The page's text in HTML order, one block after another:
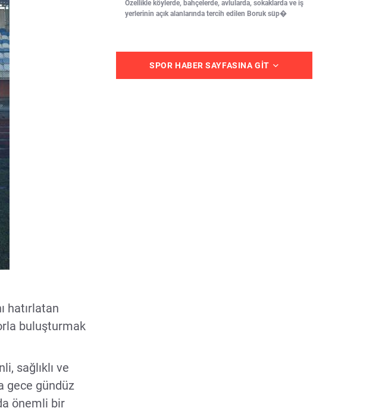
hatırlatan
buluşturmak
sağlıklı ve
gece gündüz
önemli bir
Özellikle köylerde, bahçelerde, avlularda, sokaklarda ve iş
yerlerinin açık alanlarında tercih edilen Boruk süp�
SPOR HABER SAYFASINA GIT